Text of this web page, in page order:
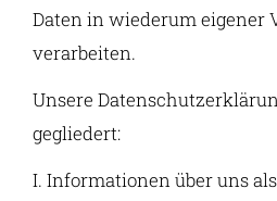
Daten in wiederum eigener
verarbeiten.
Unsere
gegliedert:
I. Informationen über uns